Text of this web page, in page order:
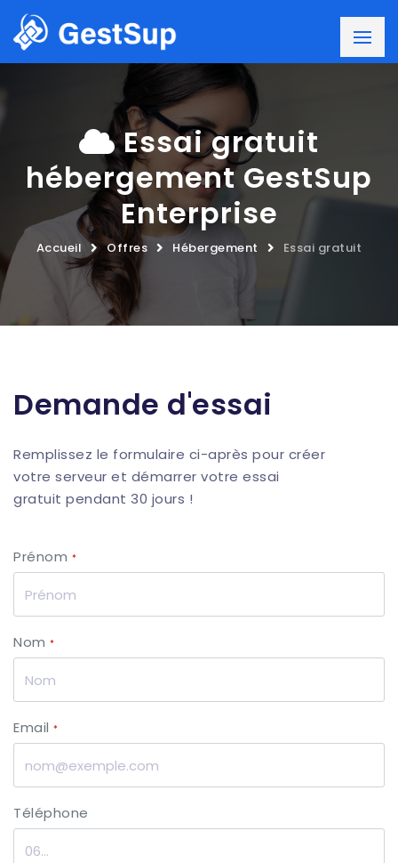
Essai gratuit
hébergement GestSup
Enterprise
Accueil Offres Hébergement Essai gratuit
Demande d'essai
Remplissez le formulaire ci-après pour créer
votre serveur et démarrer votre essai
gratuit pendant 30 jours !
Prénom *
Nom *
Email *
Téléphone